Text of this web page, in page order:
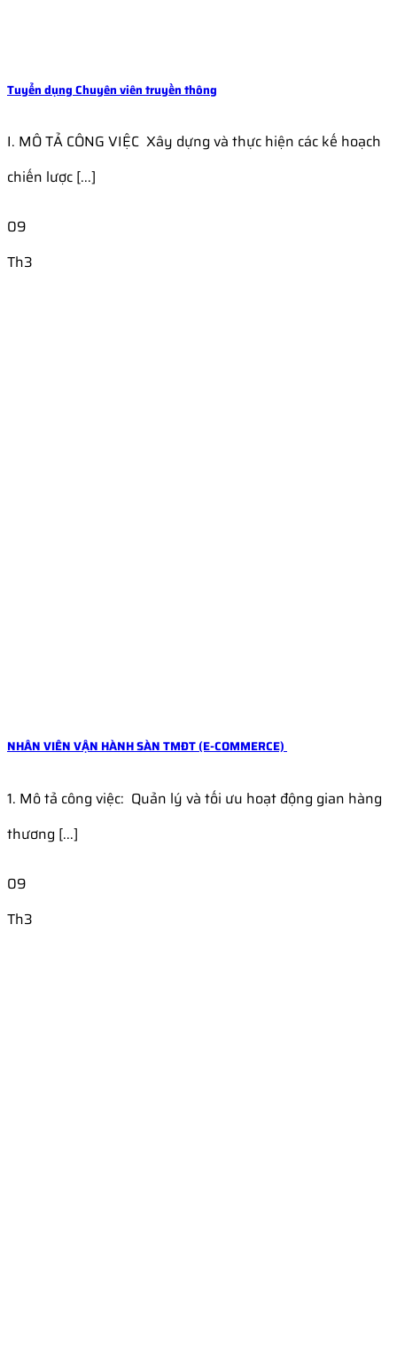
Tuyển dụng Chuyên viên truyền thông
I. MÔ TẢ CÔNG VIỆC Xây dựng và thực hiện các kế hoạch
chiến lược [...]
09
Th3
NHÂN VIÊN VẬN HÀNH SÀN TMĐT (E-COMMERCE)
1. Mô tả công việc: Quản lý và tối ưu hoạt động gian hàng
thương [...]
09
Th3